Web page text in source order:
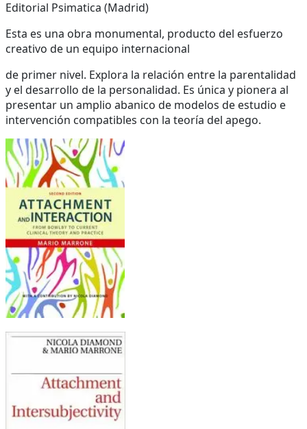
Editorial Psimatica (Madrid)
Esta es una obra monumental, producto del esfuerzo
creativo de un equipo internacional
de primer nivel. Explora la relación entre la parentalidad
y el desarrollo de la personalidad. Es única y pionera al
presentar un amplio abanico de modelos de estudio e
intervención compatibles con la teoría del apego.